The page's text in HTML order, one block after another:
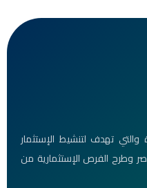
والتي تهدف لتنشيط الإستثمار
وطرح الفرص الإستثمارية من